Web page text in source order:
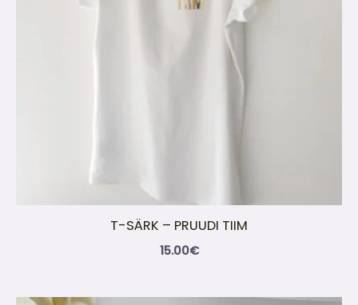
T-SÄRK – PRUUDI TIIM
15.00€